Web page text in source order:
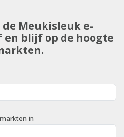
Meukisleuk e-
blijf op de hoogte
in